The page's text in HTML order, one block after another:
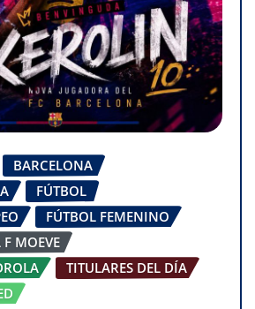
BARCELONA
FÚTBOL
FÚTBOL FEMENINO
F MOEVE
TITULARES DEL DÍA